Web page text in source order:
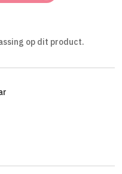
op dit product.